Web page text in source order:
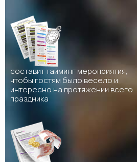
составит тайминг мероприятия,
чтобы гостям было весело и
интересно на протяжении всего
праздника